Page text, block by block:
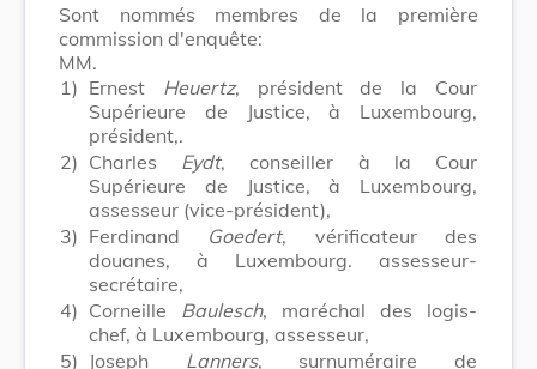
Sont nommés membres de la première
commission d'enquête:
MM.
1) Ernest Heuertz, président de la Cour
Supérieure de Justice, à Luxembourg,
président,.
2) Charles Eydt, conseiller à la Cour
Supérieure de Justice, à Luxembourg,
assesseur (vice-président),
3) Ferdinand Goedert, vérificateur des
douanes, à Luxembourg. assesseur-
secrétaire,
4) Corneille Baulesch, maréchal des logis-
chef, à Luxembourg, assesseur,
5) Joseph Lanners, surnuméraire de